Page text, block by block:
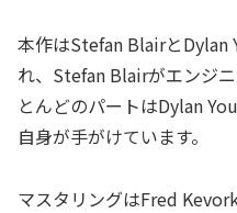
本作はStefan BlairとDylan
れ、Stefan Blairがエンジ
とんどのパートはDylan
自身が手がけています。
マスタリングはFred